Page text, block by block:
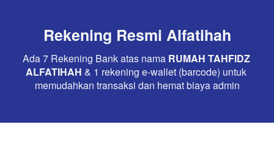
Rekening Resmi Alfatihah
Ada 7 Rekening Bank atas nama RUMAH TAHFIDZ
ALFATIHAH & 1 rekening e-wallet (barcode) untuk
memudahkan transaksi dan hemat biaya admin